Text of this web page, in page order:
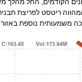
ברמת 159.71 נק' המהווה